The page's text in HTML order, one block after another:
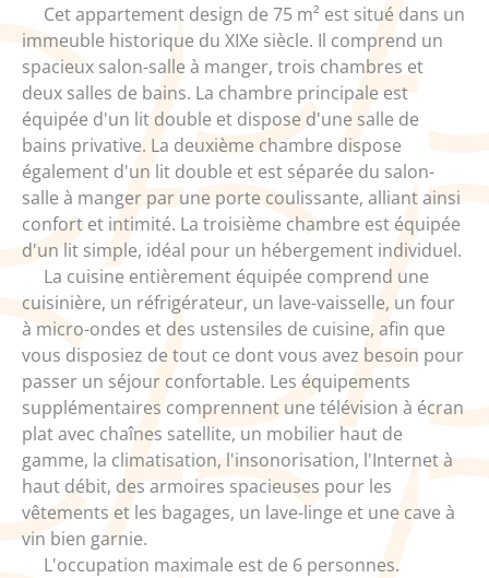
Cet appartement design de 75 m² est situé dans un
immeuble historique du XIXe siècle. Il comprend un
spacieux salon-salle à manger, trois chambres et
deux salles de bains. La chambre principale est
équipée d'un lit double et dispose d'une salle de
bains privative. La deuxième chambre dispose
également d'un lit double et est séparée du salon-
salle à manger par une porte coulissante, alliant ainsi
confort et intimité. La troisième chambre est équipée
d'un lit simple, idéal pour un hébergement individuel.
La cuisine entièrement équipée comprend une
cuisinière, un réfrigérateur, un lave-vaisselle, un four
à micro-ondes et des ustensiles de cuisine, afin que
vous disposiez de tout ce dont vous avez besoin pour
passer un séjour confortable. Les équipements
supplémentaires comprennent une télévision à écran
plat avec chaînes satellite, un mobilier haut de
gamme, la climatisation, l'insonorisation, l'Internet à
haut débit, des armoires spacieuses pour les
vêtements et les bagages, un lave-linge et une cave à
vin bien garnie.
L'occupation maximale est de 6 personnes.